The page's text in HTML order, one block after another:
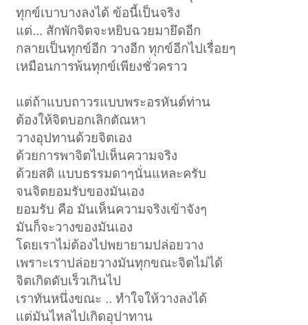
ทุกข์เบาบางลงได้ ข้อนี้เป็นจริง
แต่... สักพักจิตจะหยิบฉวยมายึดอีก
กลายเป็นทุกข์อีก วางอีก ทุกข์อีกไปเรื่อยๆ
เหมือนการพ้นทุกข์เพียงชั่วคราว
แต่ถ้าแบบถาวรแบบพระอรหันต์ท่าน
ต้องให้จิตบอกเลิกตัณหา
วางอุปทานด้วยจิตเอง
ด้วยการพาจิตไปเห็นความจริง
ด้วยสติ แบบธรรมดาๆนั่นแหละครับ
จนจิตยอมรับของมันเอง
ยอมรับ คือ มันเห็นความจริงเข้าจังๆ
มันก็จะวางของมันเอง
โดยเราไม่ต้องไปพยายามปล่อยวาง
เพราะเราปล่อยวางมันทุกขณะจิตไม่ได้
จิตเกิดดับเร็วเกินไป
เราทันหนึ่งขณะ .. ทำใจให้วางลงได้
เเต่มันไหลไปเกิดอุปาทาน